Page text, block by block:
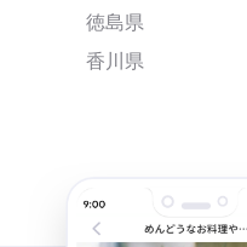
徳島県
香川県